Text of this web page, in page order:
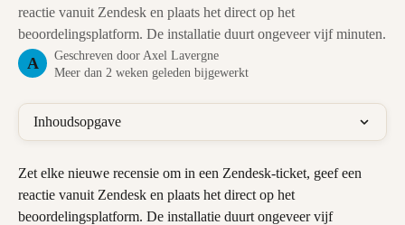
reactie vanuit Zendesk en plaats het direct op het
beoordelingsplatform. De installatie duurt ongeveer vijf minuten.
A Geschreven door Axel Lavergne
Meer dan 2 weken geleden bijgewerkt
Inhoudsopgave
Zet elke nieuwe recensie om in een Zendesk-ticket, geef een
reactie vanuit Zendesk en plaats het direct op het
beoordelingsplatform. De installatie duurt ongeveer vijf